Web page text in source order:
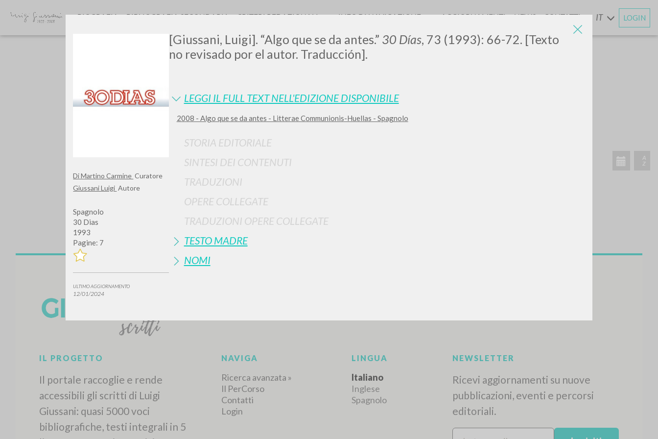
Di Martino Carmine Curatore
Giussani Luigi Autore
Spagnolo
30 Dias
1993
Pagine: 7
ULTIMO AGGIORNAMENTO
12/01/2024
[Giussani, Luigi]. “Algo que se da antes.” 30 Días, 73 (1993): 66-72. [Texto
no revisado por el autor. Traducción].
LEGGI IL FULL TEXT NELL'EDIZIONE DISPONIBILE
2008 - Algo que se da antes - Litterae Communionis-Huellas - Spagnolo
STORIA EDITORIALE
SINTESI DEI CONTENUTI
TRADUZIONI
OPERE COLLEGATE
TRADUZIONI OPERE COLLEGATE
TESTO MADRE
NOMI
LUIGI
GIUSSANI
scritti
BIOGRAFIA BIBLIOGRAFIA SECONDARIA CRITERI REDAZIONALI INFO DI NAVIGAZIONE AGGIORNAMENTIENEWS CONTATTI IT LOGIN
Vuoi risultati ancora più precisi? Utilizza laRICERCA AVANZATA »
TIPOLOGIA OPERA LINGUA ATTIVITÀ RECENTI